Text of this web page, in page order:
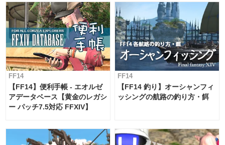
FF14
【FF14】便利手帳 - エオルゼ
アデータベース【黄金のレガシ
ー パッチ7.5対応 FFXIV】
FF14
【FF14 釣り】オーシャンフィ
ッシングの航路の釣り方・餌